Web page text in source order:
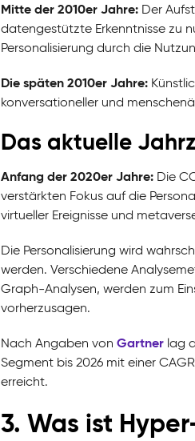
Mitte der 2010er Jahre:Der
datengestützte Erkenntnisse zu
Personalisierung durch die
Die späten 2010er Jahre:
konversationeller und
Das aktuelle
Anfang der 2020er Jahre:Die
verstärkten Fokus auf die
virtueller Ereignisse und
Die Personalisierung wird
werden. Verschiedene
Graph-Analysen, werden zum
vorherzusagen.
Nach Angaben von Gartnerlag
Segment bis 2026 mit einer
erreicht.
3. Was ist